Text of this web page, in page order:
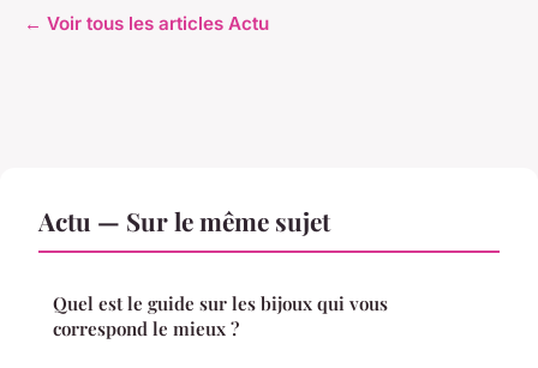
← Voir tous les articles Actu
Actu — Sur le même sujet
Quel est le guide sur les bijoux qui vous
correspond le mieux ?